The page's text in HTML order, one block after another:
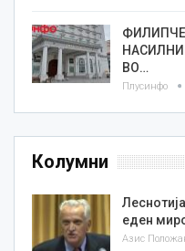
ФИЛИПЧЕ
ВО…
Плусинфо
Колумни
еден
Азис